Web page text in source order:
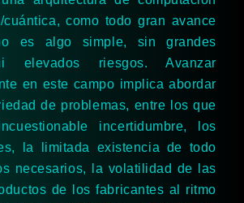
cuántica, como todo gran avance
es algo simple, sin grandes
elevados riesgos. Avanzar
en este campo implica abordar
de problemas, entre los que
incertidumbre, los
la limitada existencia de todo
necesarios, la volatilidad de las
de los fabricantes al ritmo